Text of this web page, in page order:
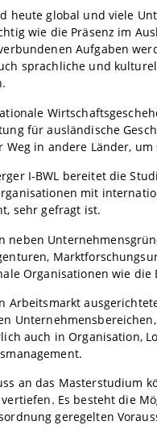
heute global und viele
wie die Präsenz im
Aufgaben
sprachliche und
für ausländische
Weg in andere Länder,
I-BWL bereitet die
mit
sehr gefragt ist.
neben
Organisationen wie die
Arbeitsmarkt
auch in Organisation,
an das Masterstudium
Es besteht die
geregelten